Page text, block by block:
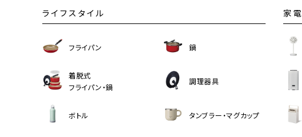
ライフスタイル
フライパン 鍋
着脱式
フライパン・鍋
調理器具
ボトル タンブラー・マグカップ
家電